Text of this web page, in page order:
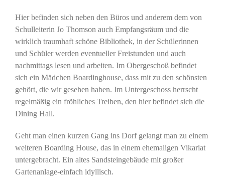
Hier befinden sich neben den Büros und anderem dem von
Schulleiterin Jo Thomson auch Empfangsräum und die
wirklich traumhaft schöne Bibliothek, in der Schülerinnen
und Schüler werden eventueller Freistunden und auch
nachmittags lesen und arbeiten. Im Obergeschoß befindet
sich ein Mädchen Boardinghouse, dass mit zu den schönsten
gehört, die wir gesehen haben. Im Untergeschoss herrscht
regelmäßig ein fröhliches Treiben, den hier befindet sich die
Dining Hall.
Geht man einen kurzen Gang ins Dorf gelangt man zu einem
weiteren Boarding House, das in einem ehemaligen Vikariat
untergebracht. Ein altes Sandsteingebäude mit großer
Gartenanlage-einfach idyllisch.